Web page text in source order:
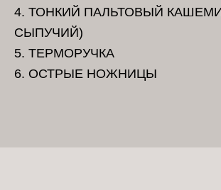
4. ТОНКИЙ ПАЛЬТОВЫЙ
СЫПУЧИЙ)
5. ТЕРМОРУЧКА
6. ОСТРЫЕ НОЖНИЦЫ